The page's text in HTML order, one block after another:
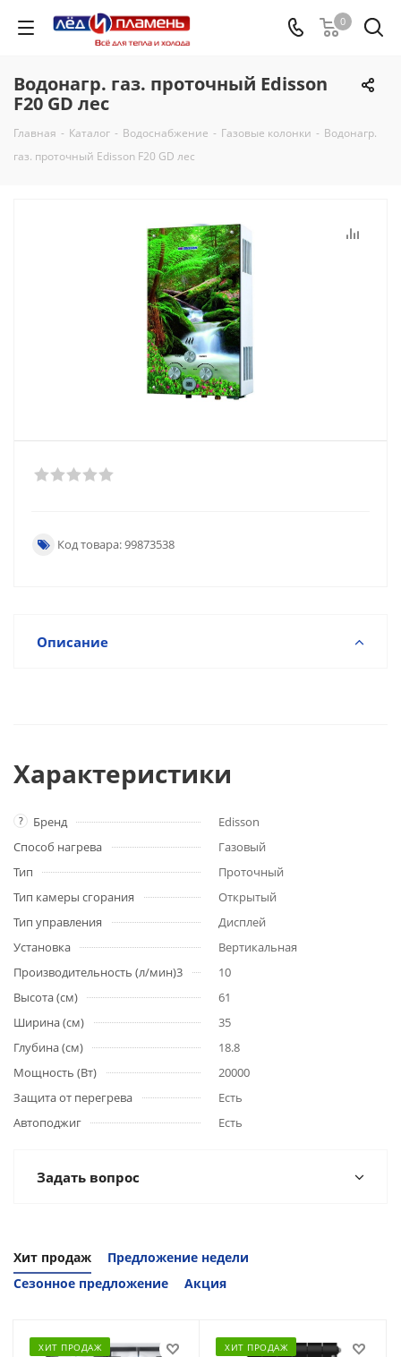
0
Водонагр. газ. проточный Edisson
F20 GD лес
Главная - Каталог - Водоснабжение - Газовые колонки - Водонагр.
газ. проточный Edisson F20 GD лес
Код товара: 99873538
Описание
Характеристики
? Бренд
Edisson
Способ нагрева
Газовый
Тип
Проточный
Тип камеры сгорания
Открытый
Тип управления
Дисплей
Установка
Вертикальная
Производительность (л/мин)3
10
Высота (см)
61
Ширина (см)
35
Глубина (см)
18.8
Мощность (Вт)
20000
Защита от перегрева
Есть
Автоподжиг
Есть
Задать вопрос
Хит продаж
Предложение недели
Сезонное предложение
Акция
ХИТ ПРОДАЖ ХИТ ПРОДАЖ